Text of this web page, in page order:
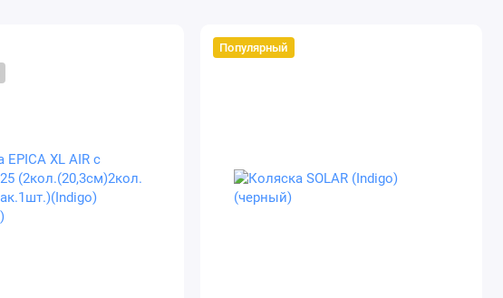
Популярный